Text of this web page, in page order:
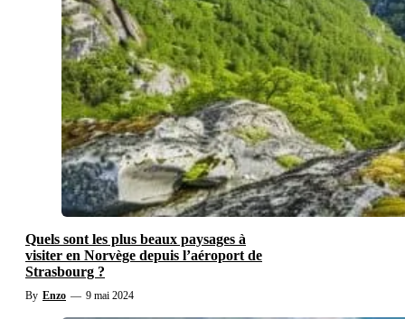
Quels sont les plus beaux paysages à
visiter en Norvège depuis l’aéroport de
Strasbourg ?
By Enzo — 9 mai 2024